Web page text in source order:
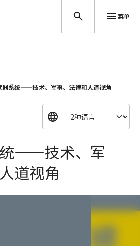
菜单
器系统——技术、军事、法律和人道视角
——技术、军
道视角